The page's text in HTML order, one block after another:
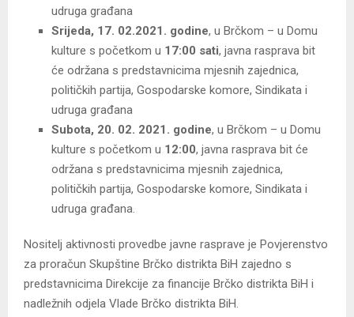
udruga građana
Srijeda, 17. 02.2021. godine, u Brčkom – u Domu
kulture s početkom u 17:00 sati, javna rasprava bit
će održana s predstavnicima mjesnih zajednica,
političkih partija, Gospodarske komore, Sindikata i
udruga građana
Subota, 20. 02. 2021. godine, u Brčkom – u Domu
kulture s početkom u 12:00, javna rasprava bit će
održana s predstavnicima mjesnih zajednica,
političkih partija, Gospodarske komore, Sindikata i
udruga građana.
Nositelj aktivnosti provedbe javne rasprave je Povjerenstvo
za proračun Skupštine Brčko distrikta BiH zajedno s
predstavnicima Direkcije za financije Brčko distrikta BiH i
nadležnih odjela Vlade Brčko distrikta BiH.